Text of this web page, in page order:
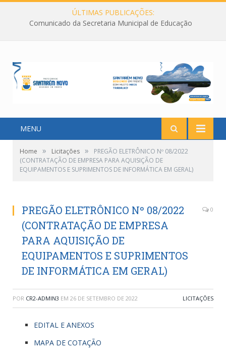
ÚLTIMAS PUBLICAÇÕES:
Comunicado da Secretaria Municipal de Educação
MENU
Home » Licitações »
PREGÃO ELETRÔNICO Nº 08/2022
(CONTRATAÇÃO DE EMPRESA PARA AQUISIÇÃO DE
EQUIPAMENTOS E SUPRIMENTOS DE INFORMÁTICA EM GERAL)
PREGÃO ELETRÔNICO Nº 08/2022
(CONTRATAÇÃO DE EMPRESA
PARA AQUISIÇÃO DE
EQUIPAMENTOS E SUPRIMENTOS
DE INFORMÁTICA EM GERAL)
0
POR CR2-ADMIN3 EM 26 DE SETEMBRO DE 2022 LICITAÇÕES
EDITAL E ANEXOS
MAPA DE COTAÇÃO